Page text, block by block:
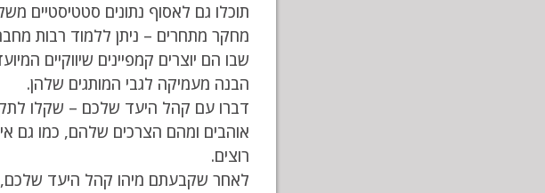
תוכלו גם לאסוף נתונים סטטיסטיים
מחקר מתחרים – ניתן ללמוד רבות
שבו הם יוצרים קמפיינים שיווקיים
הבנה מעמיקה לגבי המותגים שלהן.
דברו עם קהל היעד שלכם – שקלו
אוהבים ומהם הצרכים שלהם, כמו גם
רוצים.
לאחר שקבעתם מיהו קהל היעד שלכם,